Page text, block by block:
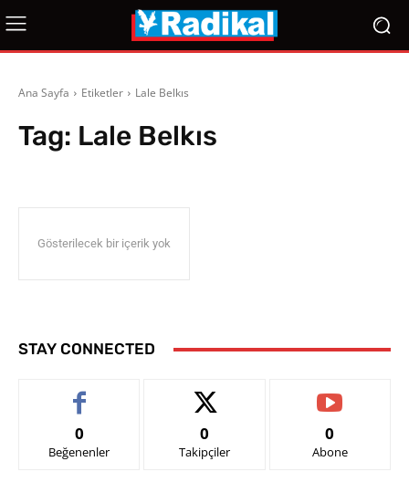
Ana Sayfa Etiketler Lale Belkıs
Tag: Lale Belkıs
Gösterilecek bir içerik yok
STAY CONNECTED
0
Beğenenler
0
Takipçiler
0
Abone